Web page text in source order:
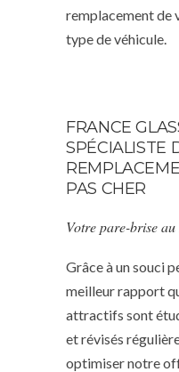
remplacement de
type de véhicule.
FRANCE
SPÉCIALISTE
PAS CHER
Votre pare-brise
Grâce à un souci
meilleur rapport
attractifs sont
et révisés
optimiser notre